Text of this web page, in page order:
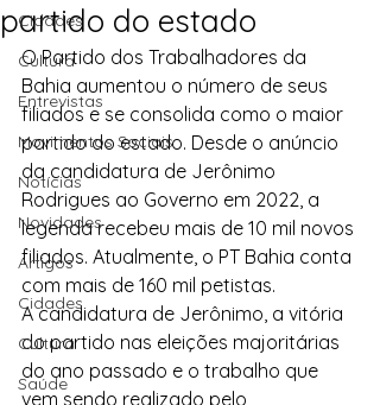
Cidades
Cultura
Entrevistas
Movimentos Sociais
Notícias
Novidades
Artigos
Cidades
Cultura
Saúde
partido do estado
O Partido dos Trabalhadores da
Bahia aumentou o número de seus
filiados e se consolida como o maior
partido do estado. Desde o anúncio
da candidatura de Jerônimo
Rodrigues ao Governo em 2022, a
legenda recebeu mais de 10 mil novos
filiados. Atualmente, o PT Bahia conta
com mais de 160 mil petistas.
A candidatura de Jerônimo, a vitória
do partido nas eleições majoritárias
do ano passado e o trabalho que
vem sendo realizado pelo